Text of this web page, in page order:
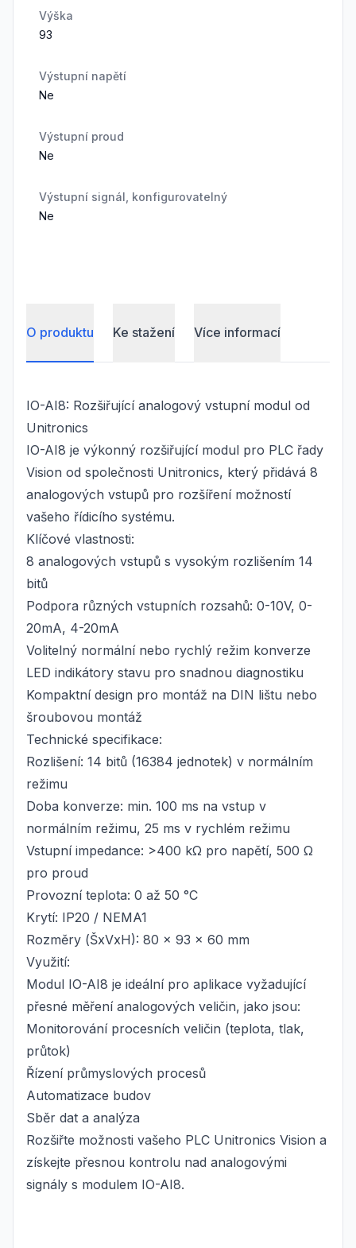
Výška
93
Výstupní napětí
Ne
Výstupní proud
Ne
Výstupní signál, konfigurovatelný
Ne
O produktu Ke stažení Více informací
IO-AI8: Rozšiřující analogový vstupní modul od
Unitronics
IO-AI8 je výkonný rozšiřující modul pro PLC řady
Vision od společnosti Unitronics, který přidává 8
analogových vstupů pro rozšíření možností
vašeho řídicího systému.
Klíčové vlastnosti:
8 analogových vstupů s vysokým rozlišením 14
bitů
Podpora různých vstupních rozsahů: 0-10V, 0-
20mA, 4-20mA
Volitelný normální nebo rychlý režim konverze
LED indikátory stavu pro snadnou diagnostiku
Kompaktní design pro montáž na DIN lištu nebo
šroubovou montáž
Technické specifikace:
Rozlišení: 14 bitů (16384 jednotek) v normálním
režimu
Doba konverze: min. 100 ms na vstup v
normálním režimu, 25 ms v rychlém režimu
Vstupní impedance: >400 kΩ pro napětí, 500 Ω
pro proud
Provozní teplota: 0 až 50 °C
Krytí: IP20 / NEMA1
Rozměry (ŠxVxH): 80 x 93 x 60 mm
Využití:
Modul IO-AI8 je ideální pro aplikace vyžadující
přesné měření analogových veličin, jako jsou:
Monitorování procesních veličin (teplota, tlak,
průtok)
Řízení průmyslových procesů
Automatizace budov
Sběr dat a analýza
Rozšiřte možnosti vašeho PLC Unitronics Vision a
získejte přesnou kontrolu nad analogovými
signály s modulem IO-AI8.